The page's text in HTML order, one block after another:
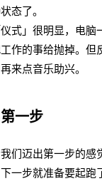
态了。
式」很明显，电脑
作的事给抛掉。但
来点音乐助兴。
一步
们迈出第一步的感
一步就准备要起跑